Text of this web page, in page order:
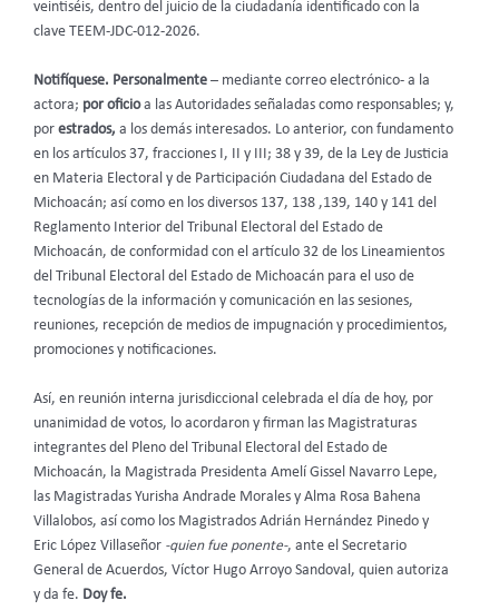
veintiséis, dentro del juicio de la ciudadanía identificado con la
clave TEEM-JDC-012-2026.
Notifíquese. Personalmente – mediante correo electrónico- a la
actora; por oficioa las Autoridades señaladas como responsables; y,
por estrados, a los demás interesados. Lo anterior, con fundamento
en los artículos 37, fracciones I, II y III; 38 y 39, de la Ley de Justicia
en Materia Electoral y de Participación Ciudadana del Estado de
Michoacán; así como en los diversos 137, 138 ,139, 140 y 141 del
Reglamento Interior del Tribunal Electoral del Estado de
Michoacán, de conformidad con el artículo 32 de los Lineamientos
del Tribunal Electoral del Estado de Michoacán para el uso de
tecnologías de la información y comunicación en las sesiones,
reuniones, recepción de medios de impugnación y procedimientos,
promociones y notificaciones.
Así, en reunión interna jurisdiccional celebrada el día de hoy, por
unanimidad de votos, lo acordaron y firman las Magistraturas
integrantes del Pleno del Tribunal Electoral del Estado de
Michoacán, la Magistrada Presidenta Amelí Gissel Navarro Lepe,
las Magistradas Yurisha Andrade Morales y Alma Rosa Bahena
Villalobos, así como los Magistrados Adrián Hernández Pinedo y
Eric López Villaseñor -quien fue ponente-, ante el Secretario
General de Acuerdos, Víctor Hugo Arroyo Sandoval, quien autoriza
y da fe. Doy fe.